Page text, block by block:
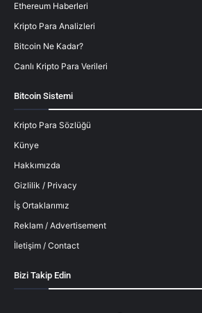
Ethereum Haberleri
Kripto Para Analizleri
Bitcoin Ne Kadar?
Canlı Kripto Para Verileri
Bitcoin Sistemi
Kripto Para Sözlüğü
Künye
Hakkımızda
Gizlilik / Privacy
İş Ortaklarımız
Reklam / Advertisement
İletişim / Contact
Bizi Takip Edin